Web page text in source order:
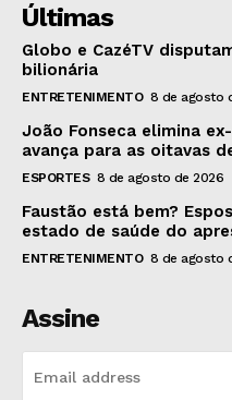
Últimas
Globo e CazéTV
bilionária
ENTRETENIMENTO 8 de agosto
João Fonseca elimina
avança para as oitavas
ESPORTES 8 de agosto de 2026
Faustão está bem?
estado de saúde do
ENTRETENIMENTO 8 de agosto
Assine